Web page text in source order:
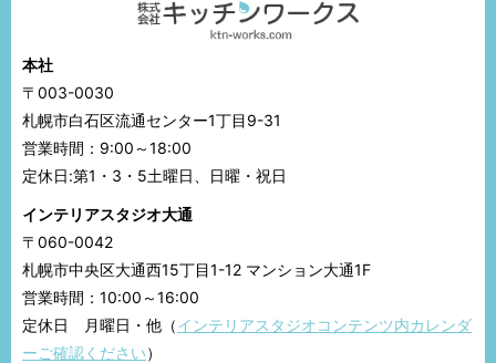
本社
〒003-0030
札幌市白石区流通センター1丁目9-31
営業時間：9:00～18:00
定休日:第1・3・5土曜日、日曜・祝日
インテリアスタジオ大通
〒060-0042
札幌市中央区大通西15丁目1-12 マンション大通1F
営業時間：10:00～16:00
定休日 月曜日・他（インテリアスタジオコンテンツ内カレンダ
ーご確認ください）